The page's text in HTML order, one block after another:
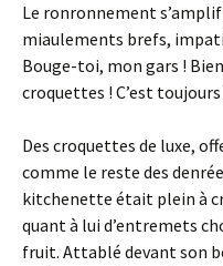
Le ronronnement
miaulements brefs,
Bouge-toi, mon gars ! Bien
croquettes ! C’est
Des croquettes de luxe,
comme le reste des
kitchenette était plein à
quant à lui d’entremets
fruit. Attablé devant son